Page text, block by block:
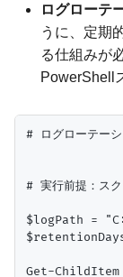
ログローテ
うに、定期
る仕組みが
PowerShell
# ログローテーシ
# 実行前提：ス
$logPath =
$retentionDays
Get-